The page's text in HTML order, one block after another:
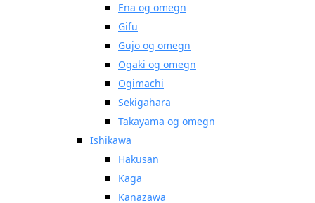
Ena og omegn
Gifu
Gujo og omegn
Ogaki og omegn
Ogimachi
Sekigahara
Takayama og omegn
Ishikawa
Hakusan
Kaga
Kanazawa